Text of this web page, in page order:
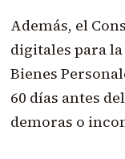
Además, el
digitales para
Bienes
60 días antes
demoras o